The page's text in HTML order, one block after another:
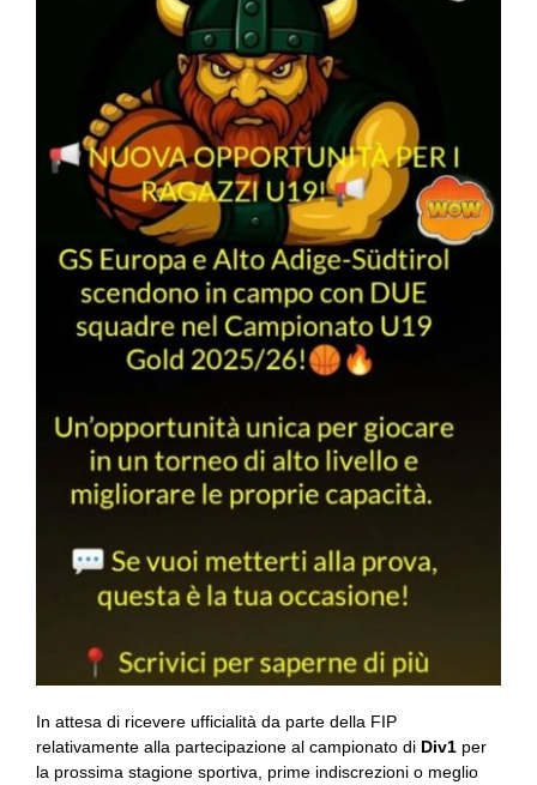
In attesa di ricevere ufficialità da parte della FIP
relativamente alla partecipazione al campionato di Div1per
la prossima stagione sportiva, prime indiscrezioni o meglio